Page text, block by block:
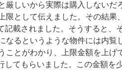
厳しいから実際は購入しないだ
限として伝えました。その結果
記載されました。そうすると、
なるというような物件には内覧
ことがわかり、上限金額を上げ
してもらいました。この金額を